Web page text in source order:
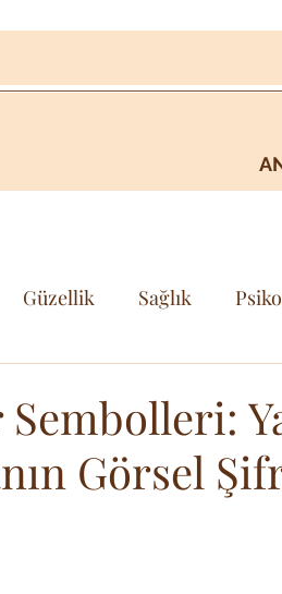
Güzellik Sağlık
Sembolleri:
Görsel